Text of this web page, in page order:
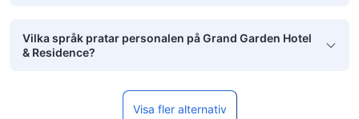
Vilka språk pratar personalen på Grand Garden Hotel
& Residence?
Visa fler alternativ